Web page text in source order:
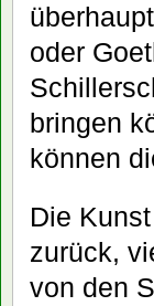
oder
bringen
können
Die
zurück,
von den